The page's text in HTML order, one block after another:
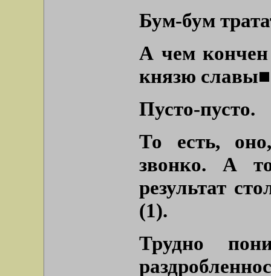
Бум-бум
А чем
князю славы■
Пусто-пусто.
То есть,
звонко. А
результат
(1).
Трудно